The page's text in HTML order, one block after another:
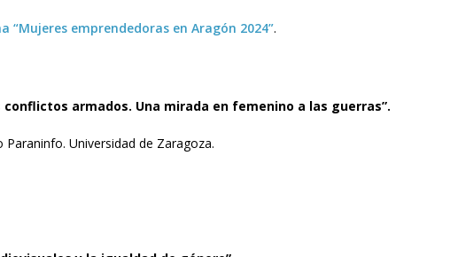
“Mujeres emprendedoras en Aragón 2024”.
conflictos armados. Una mirada en femenino a las guerras”.
Paraninfo. Universidad de Zaragoza.